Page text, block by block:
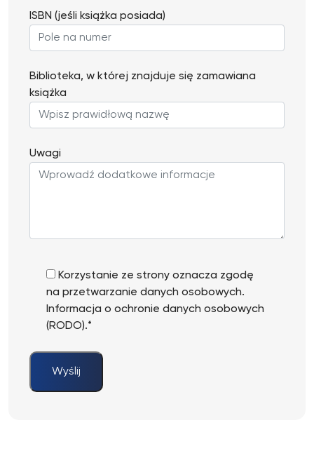
ISBN (jeśli książka posiada)
Biblioteka, w której znajduje się zamawiana
książka
Uwagi
Korzystanie ze strony oznacza zgodę
na przetwarzanie danych osobowych.
Informacja o ochronie danych osobowych
(RODO).*
Wyślij